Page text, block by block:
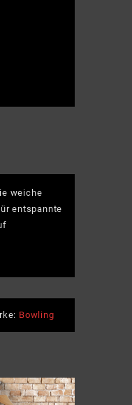
weiche
entspannte
Bowling